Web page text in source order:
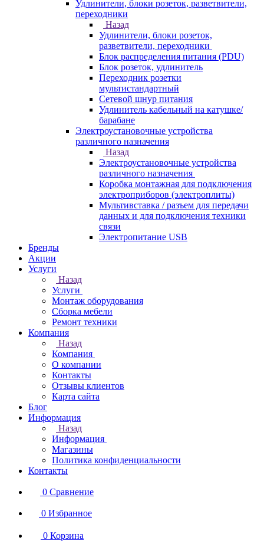
Удлинители, блоки розеток, разветвители,
переходники
Назад
Удлинители, блоки розеток,
разветвители, переходники
Блок распределения питания (PDU)
Блок розеток, удлинитель
Переходник розетки
мультистандартный
Сетевой шнур питания
Удлинитель кабельный на катушке/
барабане
Электроустановочные устройства
различного назначения
Назад
Электроустановочные устройства
различного назначения
Коробка монтажная для подключения
электроприборов (электроплиты)
Мультивставка / разъем для передачи
данных и для подключения техники
связи
Электропитание USB
Бренды
Акции
Услуги
Назад
Услуги
Монтаж оборудования
Сборка мебели
Ремонт техники
Компания
Назад
Компания
О компании
Контакты
Отзывы клиентов
Карта сайта
Блог
Информация
Назад
Информация
Магазины
Политика конфиденциальности
Контакты
0 Сравнение
0 Избранное
0 Корзина